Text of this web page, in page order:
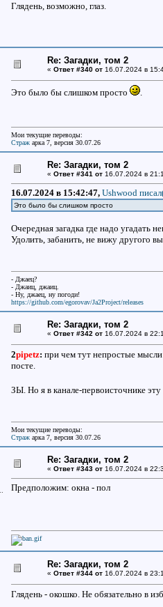
Глядень, возможно, глаз.
Re: Загадки, том 2
« Ответ #340 от16.07.2024 в
Это было бы слишком просто .
Мои текущие переводы:
Стражарка 7, версия 30.07.26
Re: Загадки, том 2
« Ответ #341 от16.07.2024 в
16.07.2024 в 15:42:47, Ushwood
Это было бы слишком просто
Очередная загадка где надо угадать
Удолить, забанить, не вижу другого
- Джаец?
- Джаиц, джаиц.
- Ну, джаец, ну погоди!
https://github.com/egorovav/Ja2Project/releases
Re: Загадки, том 2
« Ответ #342 от16.07.2024 в
2pipetz: при чем тут непростые
посте.
ЗЫ. Но я в канале-первоисточнике эту
Мои текущие переводы:
Стражарка 7, версия 30.07.26
Re: Загадки, том 2
« Ответ #343 от16.07.2024 в
Предположим: окна - пол
Re: Загадки, том 2
« Ответ #344 от16.07.2024 в
Глядень - окошко. Не обязательно в